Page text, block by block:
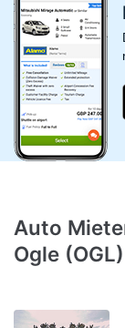
Auto
Ogle (OGL)